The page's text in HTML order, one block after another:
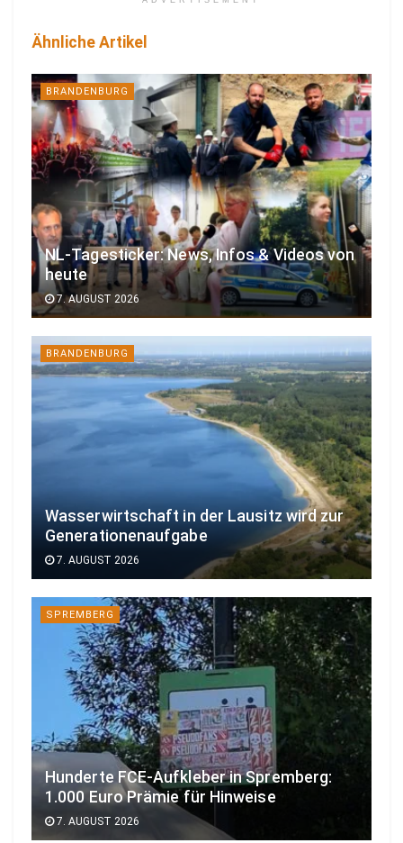
Ähnliche Artikel
BRANDENBURG
NL-Tagesticker: News, Infos & Videos von
heute
7. AUGUST 2026
BRANDENBURG
Wasserwirtschaft in der Lausitz wird zur
Generationenaufgabe
7. AUGUST 2026
SPREMBERG
Hunderte FCE-Aufkleber in Spremberg:
1.000 Euro Prämie für Hinweise
7. AUGUST 2026